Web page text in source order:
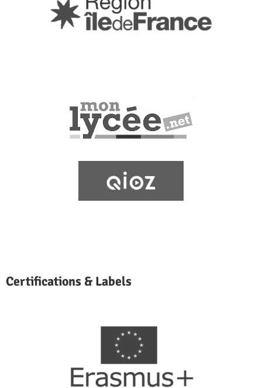
Certifications & Labels